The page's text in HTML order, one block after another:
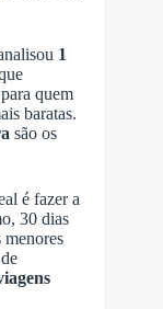
1
quem
baratas.
são os
é fazer a
30 dias
menores